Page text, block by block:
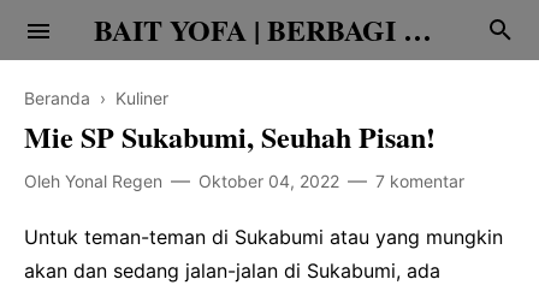
BAIT YOFA | BERBAGI CERITA
Religi
Family
Beranda › Kuliner
Mie SP Sukabumi, Seuhah Pisan!
Oleh Yonal Regen Oktober 04, 2022 7 komentar
Untuk teman-teman di Sukabumi atau yang mungkin
akan dan sedang jalan-jalan di Sukabumi, ada